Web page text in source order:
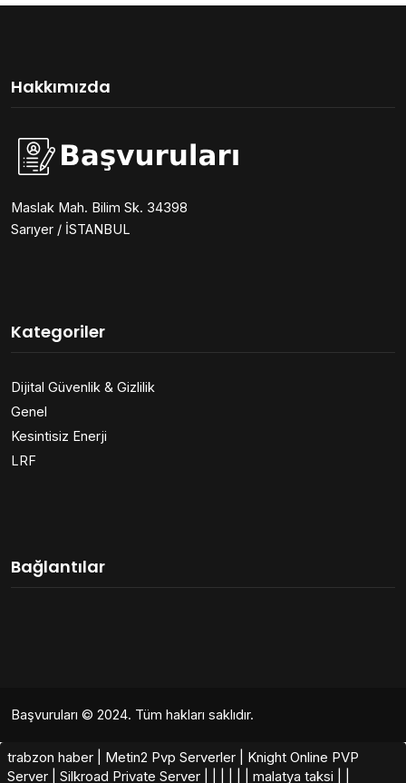
Hakkımızda
Maslak Mah. Bilim Sk. 34398
Sarıyer / İSTANBUL
Kategoriler
Dijital Güvenlik & Gizlilik
Genel
Kesintisiz Enerji
LRF
Bağlantılar
Başvuruları © 2024. Tüm hakları saklıdır.
trabzon haber Metin2 Pvp Serverler
Knight Online PVP
Server
Silkroad Private Server​ malatya taksi